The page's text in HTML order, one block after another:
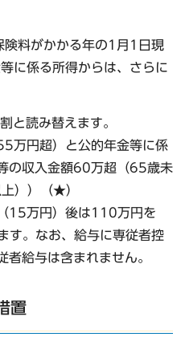
料がかかる年の1月1日現
に係る所得からは、さらに
と読み替えます。
万円超）と公的年金等に係
の収入金額60万超（65歳未
））（★）
15万円）後は110万円を
す。なお、給与に専従者控
者給与は含まれません。
置